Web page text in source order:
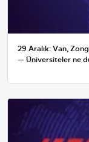
29 Aralık: Van,
— Üniversiteler ne